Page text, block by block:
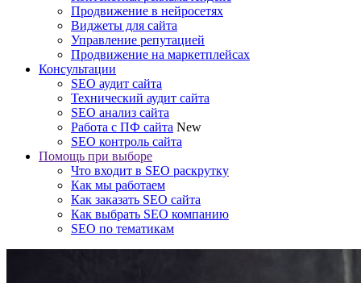
Продвижение в нейросетях
Виджеты для сайта
Управление репутацией
Продвижение на маркетплейсах
Консультации
SEO аудит сайта
Технический аудит сайта
SEO анализ сайта
Работа с ПФ сайта New
SEO контроль сайта
Помощь при выборе
Что входит в SEO раскрутку
Как мы работаем
Как заказать SEO сайта
Как выбрать SEO компанию
SEO по тематикам